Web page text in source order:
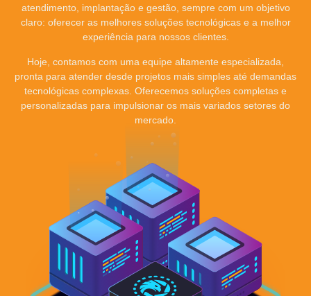
atendimento, implantação e gestão, sempre com um objetivo
claro: oferecer as melhores soluções tecnológicas e a melhor
experiência para nossos clientes.
Hoje, contamos com uma equipe altamente especializada,
pronta para atender desde projetos mais simples até demandas
tecnológicas complexas. Oferecemos soluções completas e
personalizadas para impulsionar os mais variados setores do
mercado.